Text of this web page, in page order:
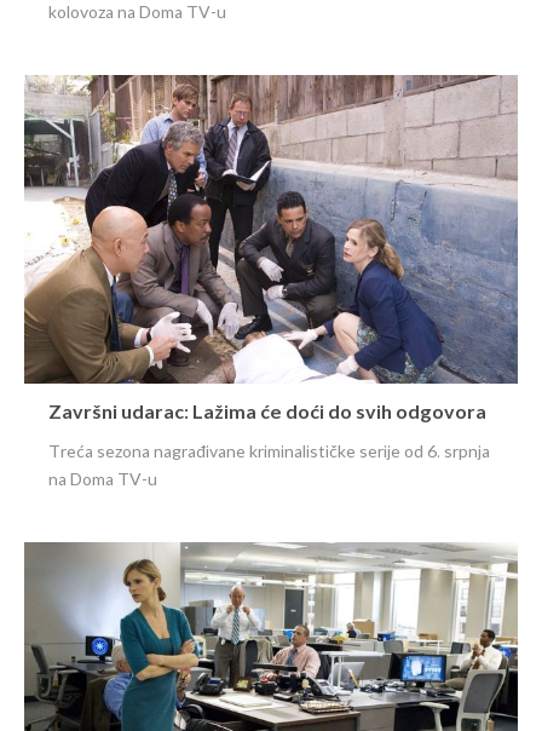
kolovoza na Doma TV-u
Završni udarac: Lažima će doći do svih odgovora
Treća sezona nagrađivane kriminalističke serije od 6. srpnja
na Doma TV-u